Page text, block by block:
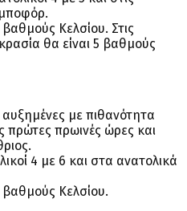
Κελσίου. Στις
θα είναι 5 βαθμούς
με πιθανότητα
πρώτες πρωινές ώρες και
4 με 6 και στα ανατολικά
Κελσίου.